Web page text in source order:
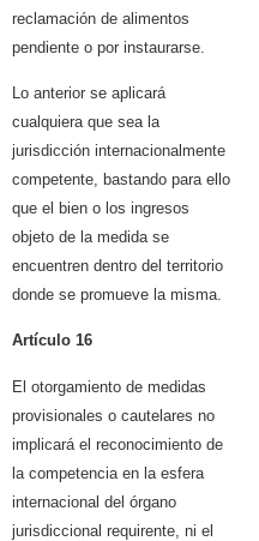
reclamación de alimentos
pendiente o por instaurarse.
Lo anterior se aplicará
cualquiera que sea la
jurisdicción internacionalmente
competente, bastando para ello
que el bien o los ingresos
objeto de la medida se
encuentren dentro del territorio
donde se promueve la misma.
Artículo 16
El otorgamiento de medidas
provisionales o cautelares no
implicará el reconocimiento de
la competencia en la esfera
internacional del órgano
jurisdiccional requirente, ni el